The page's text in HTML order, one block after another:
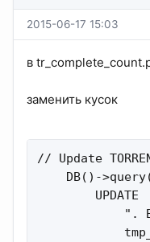
2015-06-17 15:03
в
заменить кусок
// Update
DB()-
        UPDATE
".